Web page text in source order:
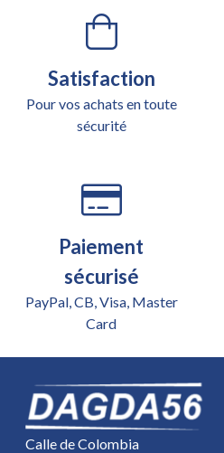
Satisfaction
Pour vos achats en toute
sécurité
Paiement
sécurisé
PayPal, CB, Visa, Master
Card
Calle de Colombia